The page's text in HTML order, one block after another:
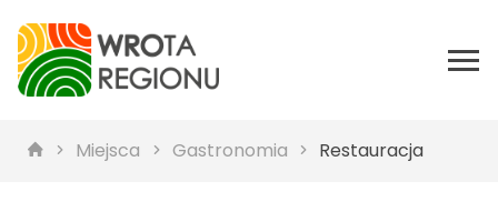
Miejsca Gastronomia Restauracja